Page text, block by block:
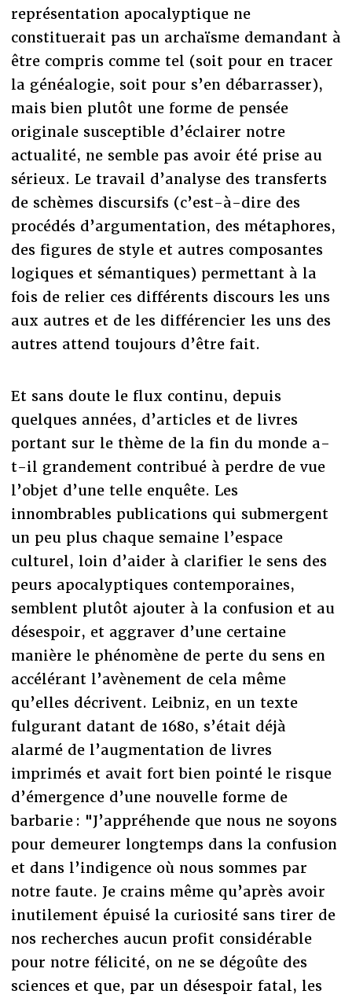
représentation apocalyptique ne
constituerait pas un archaïsme demandant à
être compris comme tel (soit pour en tracer
la généalogie, soit pour s’en débarrasser),
mais bien plutôt une forme de pensée
originale susceptible d’éclairer notre
actualité, ne semble pas avoir été prise au
sérieux. Le travail d’analyse des transferts
de schèmes discursifs (c’est-à-dire des
procédés d’argumentation, des métaphores,
des figures de style et autres composantes
logiques et sémantiques) permettant à la
fois de relier ces différents discours les uns
aux autres et de les différencier les uns des
autres attend toujours d’être fait.
Et sans doute le flux continu, depuis
quelques années, d’articles et de livres
portant sur le thème de la fin du monde a-
t-il grandement contribué à perdre de vue
l’objet d’une telle enquête. Les
innombrables publications qui submergent
un peu plus chaque semaine l’espace
culturel, loin d’aider à clarifier le sens des
peurs apocalyptiques contemporaines,
semblent plutôt ajouter à la confusion et au
désespoir, et aggraver d’une certaine
manière le phénomène de perte du sens en
accélérant l’avènement de cela même
qu’elles décrivent. Leibniz, en un texte
fulgurant datant de 1680, s’était déjà
alarmé de l’augmentation de livres
imprimés et avait fort bien pointé le risque
d’émergence d’une nouvelle forme de
barbarie : "J’appréhende que nous ne soyons
pour demeurer longtemps dans la confusion
et dans l’indigence où nous sommes par
notre faute. Je crains même qu’après avoir
inutilement épuisé la curiosité sans tirer de
nos recherches aucun profit considérable
pour notre félicité, on ne se dégoûte des
sciences et que, par un désespoir fatal, les